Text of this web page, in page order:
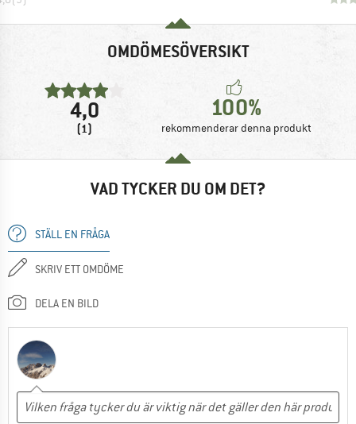
OMDÖMESÖVERSIKT
4,0
(1)
100%
rekommenderar denna produkt
VAD TYCKER DU OM DET?
STÄLL EN FRÅGA
SKRIV ETT OMDÖME
DELA EN BILD